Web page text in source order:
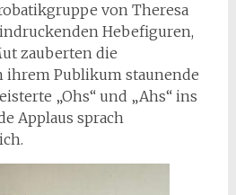
von Theresa
Hebefiguren,
zauberten die
Publikum staunende
„Ohs“ und „Ahs“ ins
Applaus sprach